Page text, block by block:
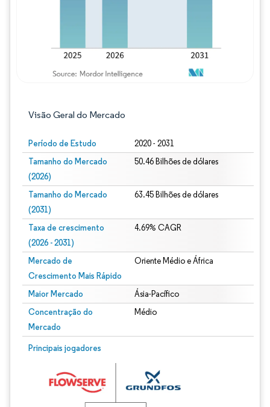
Visão Geral do Mercado
Período de Estudo 2020 - 2031
Tamanho do Mercado
(2026)
50.46 Bilhões de dólares
Tamanho do Mercado
(2031)
63.45 Bilhões de dólares
Taxa de crescimento
(2026 - 2031)
4.69% CAGR
Mercado de
Crescimento Mais Rápido
Oriente Médio e África
Maior Mercado Ásia-Pacífico
Concentração do
Mercado
Médio
Principais jogadores
Imagem © Mordor Intelligence. O reuso requer atribuição conforme CC BY 4.0.